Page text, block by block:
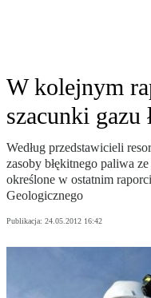
W kolejnym
szacunki gazu
Według przedstawicieli
zasoby błękitnego paliwa
określone w ostatnim
Geologicznego
Publikacja: 24.05.2012 16:42